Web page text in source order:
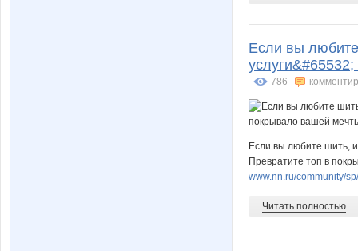
Если вы любите
786
Если вы любите шить, и
Превратите топ в
www.nn.ru/community/
Читать полностью